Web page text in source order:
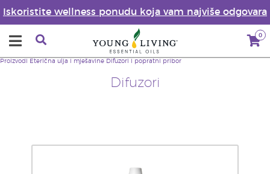
Iskoristite wellness ponudu koja vam najviše odgovara
0
Difuzori
Proizvodi Eterična ulja i mješavine Difuzori i popratni pribor